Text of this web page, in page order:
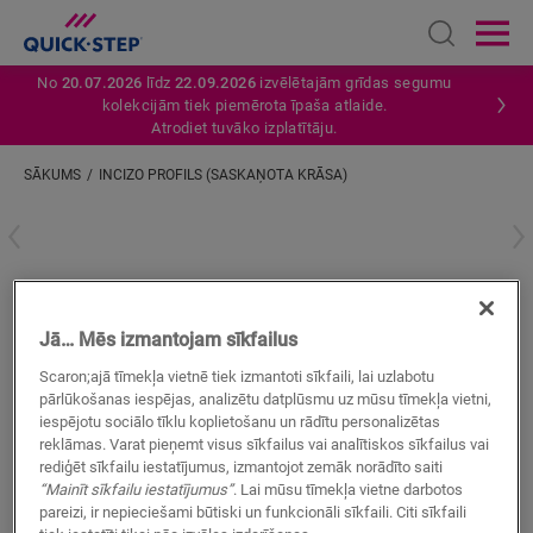
Open
No 20.07.2026 līdz22.09.2026 izvēlētajām grīdas segumu
kolekcijām tiek piemērota īpaša atlaide.
Atrodiet tuvāko izplatītāju.
SĀKUMS INCIZO PROFILS (SASKAŅOTA KRĀSA)
LAMINĀTA AKSESUĀRI INCIZO PROFILS
MEKLĒT
Jā… Mēs izmantojam sīkfailus
Scaron;ajā tīmekļa vietnē tiek izmantoti sīkfaili, lai uzlabotu
pārlūkošanas iespējas, analizētu datplūsmu uz mūsu tīmekļa vietni,
iespējotu sociālo tīklu koplietošanu un rādītu personalizētas
reklāmas. Varat pieņemt visus sīkfailus vai analītiskos sīkfailus vai
rediģēt sīkfailu iestatījumus, izmantojot zemāk norādīto saiti
“Mainīt sīkfailu iestatījumus”. Lai mūsu tīmekļa vietne darbotos
pareizi, ir nepieciešami būtiski un funkcionāli sīkfaili. Citi sīkfaili